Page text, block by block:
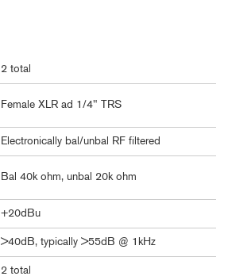
2 total
Female XLR ad 1/4" TRS
Electronically bal/unbal RF filtered
Bal 40k ohm, unbal 20k ohm
+20dBu
>40dB, typically >55dB @ 1kHz
2 total